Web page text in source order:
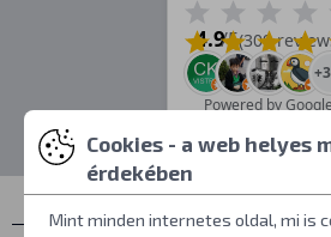
4.9/5(309
Powered by Google
Cookies - a web helyes
érdekében
Mint minden internetes oldal, mi is